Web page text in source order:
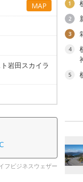
MAP
岩田スカイラ
フビジネスウェザー
1
2
3
4
5